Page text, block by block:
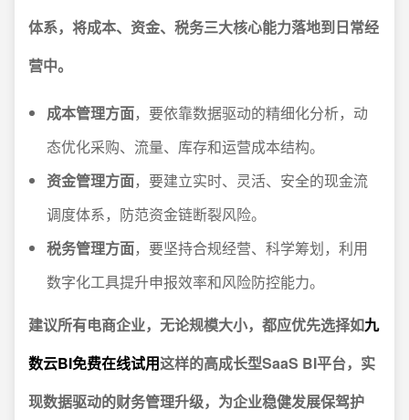
体系，将成本、资金、税务三大核心能力落地到日常经
营中。
成本管理方面，要依靠数据驱动的精细化分析，动
态优化采购、流量、库存和运营成本结构。
资金管理方面，要建立实时、灵活、安全的现金流
调度体系，防范资金链断裂风险。
税务管理方面，要坚持合规经营、科学筹划，利用
数字化工具提升申报效率和风险防控能力。
建议所有电商企业，无论规模大小，都应优先选择如九
数云BI免费在线试用这样的高成长型SaaS BI平台，实
现数据驱动的财务管理升级，为企业稳健发展保驾护